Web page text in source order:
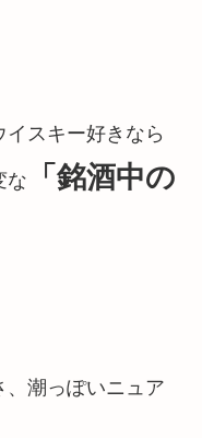
スキー好きなら
な
「銘酒中の
、潮っぽいニュア